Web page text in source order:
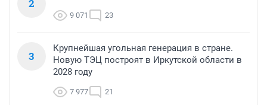
2
9 071 23
3
Крупнейшая угольная генерация в стране.
Новую ТЭЦ построят в Иркутской области в
2028 году
7 977 21